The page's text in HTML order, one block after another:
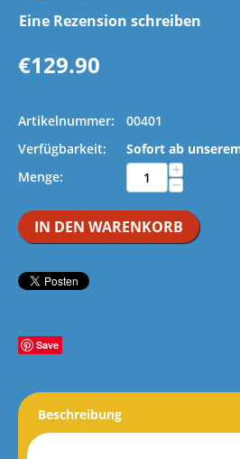
Eine Rezension schreiben
€129.90
Artikelnummer:
00401
Verfügbarkeit:
Sofort ab
Menge:
+
−
IN DEN WARENKORB
Save
Beschreibung